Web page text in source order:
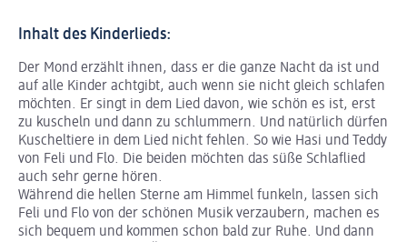
Inhalt des Kinderlieds:
Der Mond erzählt ihnen, dass er die ganze Nacht da ist und
auf alle Kinder achtgibt, auch wenn sie nicht gleich schlafen
möchten. Er singt in dem Lied davon, wie schön es ist, erst
zu kuscheln und dann zu schlummern. Und natürlich dürfen
Kuscheltiere in dem Lied nicht fehlen. So wie Hasi und Teddy
von Feli und Flo. Die beiden möchten das süße Schlaflied
auch sehr gerne hören.
Während die hellen Sterne am Himmel funkeln, lassen sich
Feli und Flo von der schönen Musik verzaubern, machen es
sich bequem und kommen schon bald zur Ruhe. Und dann